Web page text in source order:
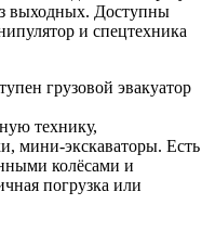
выходных. Доступны
и спецтехника
грузовой эвакуатор
технику,
мини-экскаваторы. Есть
колёсами и
погрузка или